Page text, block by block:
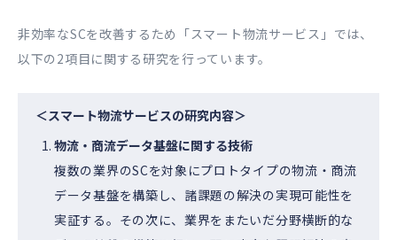
非効率なSCを改善するため「スマート物流サービス」では、
以下の2項目に関する研究を行っています。
＜スマート物流サービスの研究内容＞
物流・商流データ基盤に関する技術
複数の業界のSCを対象にプロトタイプの物流・商流
データ基盤を構築し、諸課題の解決の実現可能性を
実証する。その次に、業界をまたいだ分野横断的な